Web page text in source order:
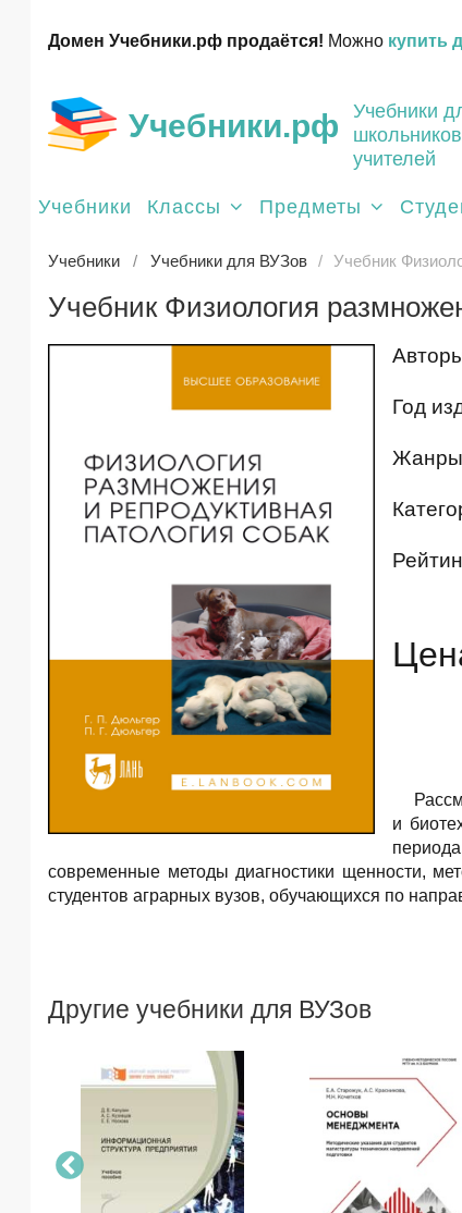
Домен Учебники.рф продаётся! Можно купить
Учебники.рф
Учебники
учителей
Учебники Классы Предметы
Учебники Учебники для ВУЗов Учебник
Учебник Физиология
Год
и
современные методы диагностики щенности,
студентов аграрных вузов, обучающихся по
Другие учебники для ВУЗов